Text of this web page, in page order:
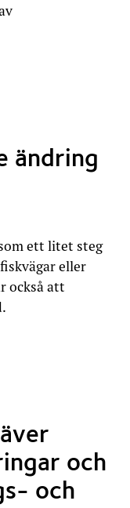
VÄLKOMNAR
ändring
ett litet steg
eller
också att
ÄNDRING AV
och
och